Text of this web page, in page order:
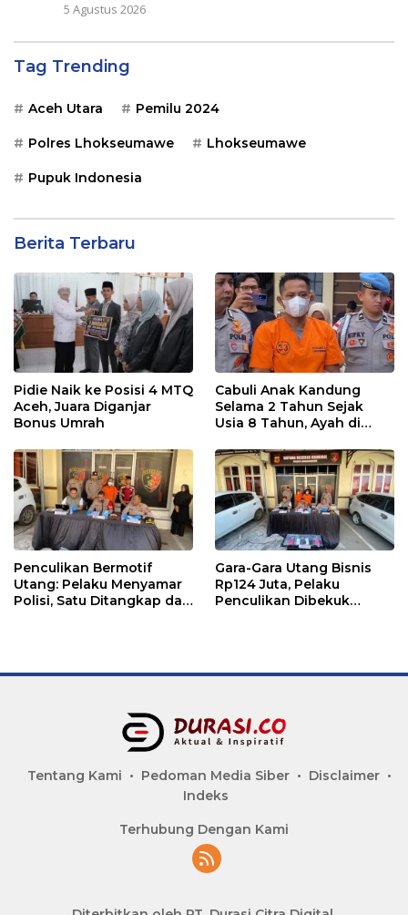
5 Agustus 2026
Tag Trending
Aceh Utara Pemilu 2024
Polres Lhokseumawe Lhokseumawe
Pupuk Indonesia
Berita Terbaru
Pidie Naik ke Posisi 4 MTQ
Aceh, Juara Diganjar
Bonus Umrah
Cabuli Anak Kandung
Selama 2 Tahun Sejak
Usia 8 Tahun, Ayah di
Polisi
Penculikan Bermotif
Utang: Pelaku Menyamar
Polisi, Satu Ditangkap dan
Gara-Gara Utang Bisnis
Rp124 Juta, Pelaku
Penculikan Dibekuk
Tentang Kami Pedoman Media Siber
Disclaimer
Indeks
Terhubung Dengan Kami